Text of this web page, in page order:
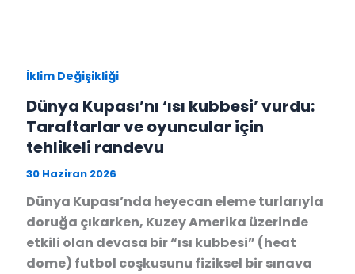
İklim Değişikliği
Dünya Kupası’nı ‘ısı kubbesi’ vurdu:
Taraftarlar ve oyuncular için
tehlikeli randevu
30 Haziran 2026
Dünya Kupası’nda heyecan eleme turlarıyla
doruğa çıkarken, Kuzey Amerika üzerinde
etkili olan devasa bir “ısı kubbesi” (heat
dome) futbol coşkusunu fiziksel bir sınava